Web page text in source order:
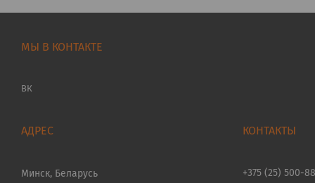
МЫ В КОНТАКТЕ
ВК
Минск, Беларусь +375 (25) 500-